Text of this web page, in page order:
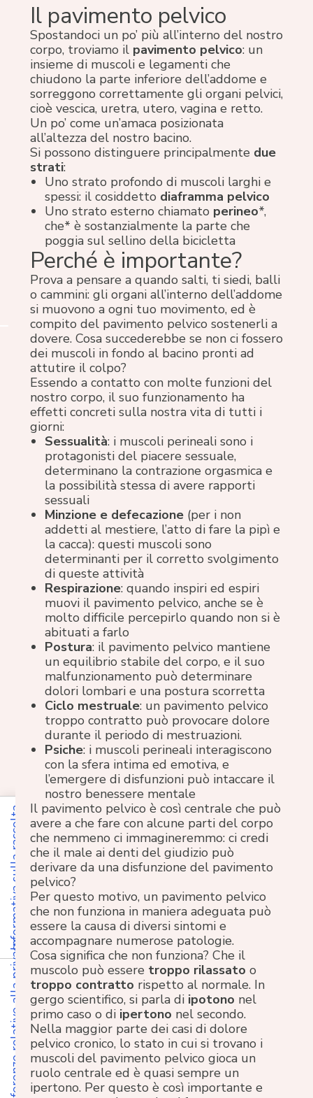
Il pavimento pelvico
Spostandoci un po’ più all’interno del nostro
corpo, troviamo il pavimento pelvico: un
insieme di muscoli e legamenti che
chiudono la parte inferiore dell’addome e
sorreggono correttamente gli organi pelvici,
cioè vescica, uretra, utero, vagina e retto.
Un po’ come un’amaca posizionata
all’altezza del nostro bacino.
Si possono distinguere principalmente due
strati:
Uno strato profondo di muscoli larghi e
spessi: il cosiddetto diaframma pelvico
Uno strato esterno chiamato perineo*,
che* è sostanzialmente la parte che
poggia sul sellino della bicicletta
Perché è importante?
Prova a pensare a quando salti, ti siedi, balli
o cammini: gli organi all’interno dell’addome
si muovono a ogni tuo movimento, ed è
compito del pavimento pelvico sostenerli a
dovere. Cosa succederebbe se non ci fossero
dei muscoli in fondo al bacino pronti ad
attutire il colpo?
Essendo a contatto con molte funzioni del
nostro corpo, il suo funzionamento ha
effetti concreti sulla nostra vita di tutti i
giorni:
Sessualità: i muscoli perineali sono i
protagonisti del piacere sessuale,
determinano la contrazione orgasmica e
la possibilità stessa di avere rapporti
sessuali
Minzione e defecazione (per i non
addetti al mestiere, l’atto di fare la pipì e
la cacca): questi muscoli sono
determinanti per il corretto svolgimento
di queste attività
Respirazione: quando inspiri ed espiri
muovi il pavimento pelvico, anche se è
molto difficile percepirlo quando non si è
abituati a farlo
Postura: il pavimento pelvico mantiene
un equilibrio stabile del corpo, e il suo
malfunzionamento può determinare
dolori lombari e una postura scorretta
Ciclo mestruale: un pavimento pelvico
troppo contratto può provocare dolore
durante il periodo di mestruazioni.
Psiche: i muscoli perineali interagiscono
con la sfera intima ed emotiva, e
l’emergere di disfunzioni può intaccare il
nostro benessere mentale
Il pavimento pelvico è così centrale che può
avere a che fare con alcune parti del corpo
che nemmeno ci immagineremmo: ci credi
che il male ai denti del giudizio può
derivare da una disfunzione del pavimento
pelvico?
Per questo motivo, un pavimento pelvico
che non funziona in maniera adeguata può
essere la causa di diversi sintomi e
accompagnare numerose patologie.
Cosa significa che non funziona? Che il
muscolo può essere troppo rilassato o
troppo contratto rispetto al normale. In
gergo scientifico, si parla di ipotono nel
primo caso o di ipertono nel secondo.
Nella maggior parte dei casi di dolore
pelvico cronico, lo stato in cui si trovano i
muscoli del pavimento pelvico gioca un
ruolo centrale ed è quasi sempre un
ipertono. Per questo è così importante e
Le tue preferenze relative alla privacy
Informativa sulla raccolta